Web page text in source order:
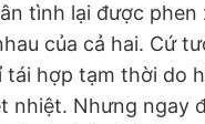
tình lại được phen
của cả hai. Cứ
tái hợp tạm thời do
nhiệt. Nhưng ngay